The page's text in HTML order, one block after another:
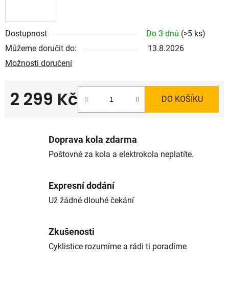
Dostupnost Do 3 dnů (>5 ks)
Můžeme doručit do:
13.8.2026
Možnosti doručení
2 299 Kč DO KOŠÍKU
Doprava kola zdarma
Poštovné za kola a elektrokola neplatíte.
Expresní dodání
Už žádné dlouhé čekání
Zkušenosti
Cyklistice rozumíme a rádi ti poradíme